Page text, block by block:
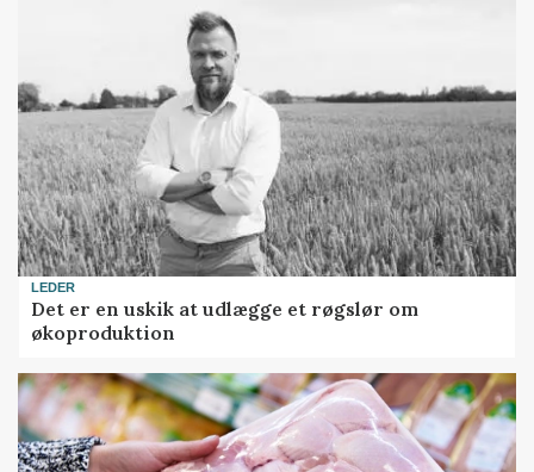
LEDER
Det er en uskik at udlægge et røgslør om
økoproduktion